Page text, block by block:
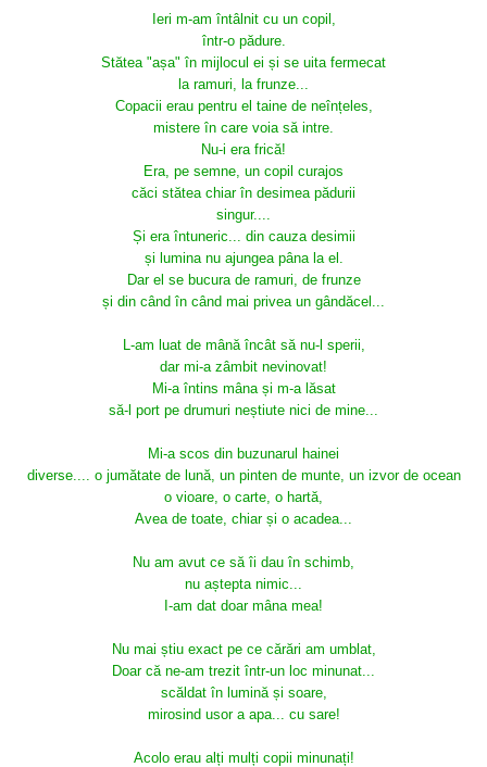
Ieri m-am întâlnit cu un copil,
într-o pădure.
Stătea "așa" în mijlocul ei și se uita fermecat
la ramuri, la frunze...
Copacii erau pentru el taine de neînțeles,
mistere în care voia să intre.
Nu-i era frică!
Era, pe semne, un copil curajos
căci stătea chiar în desimea pădurii
singur....
Și era întuneric... din cauza desimii
și lumina nu ajungea pâna la el.
Dar el se bucura de ramuri, de frunze
și din când în când mai privea un gândăcel...
L-am luat de mână încât să nu-l sperii,
dar mi-a zâmbit nevinovat!
Mi-a întins mâna și m-a lăsat
să-l port pe drumuri neștiute nici de mine...
Mi-a scos din buzunarul hainei
diverse.... o jumătate de lună, un pinten de munte, un izvor de ocean
o vioare, o carte, o hartă,
Avea de toate, chiar și o acadea...
Nu am avut ce să îi dau în schimb,
nu aștepta nimic...
I-am dat doar mâna mea!
Nu mai știu exact pe ce cărări am umblat,
Doar că ne-am trezit într-un loc minunat...
scăldat în lumină și soare,
mirosind usor a apa... cu sare!
Acolo erau alți mulți copii minunați!